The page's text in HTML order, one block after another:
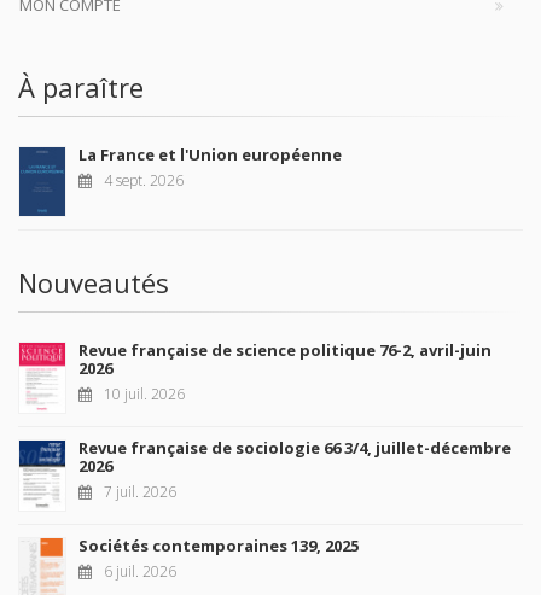
MON COMPTE
À paraître
La France et l'Union européenne
4 sept. 2026
Nouveautés
Revue française de science politique 76-2, avril-juin
2026
10 juil. 2026
Revue française de sociologie 66 3/4, juillet-décembre
2026
7 juil. 2026
Sociétés contemporaines 139, 2025
6 juil. 2026